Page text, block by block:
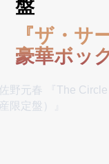
盤
『ザ・サ
豪華ボッ